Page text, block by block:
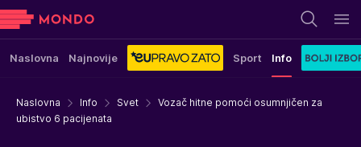
Naslovna Najnovije Sport Info
Naslovna Info Svet
Vozač hitne pomoći osumnjičen za
ubistvo 6 pacijenata